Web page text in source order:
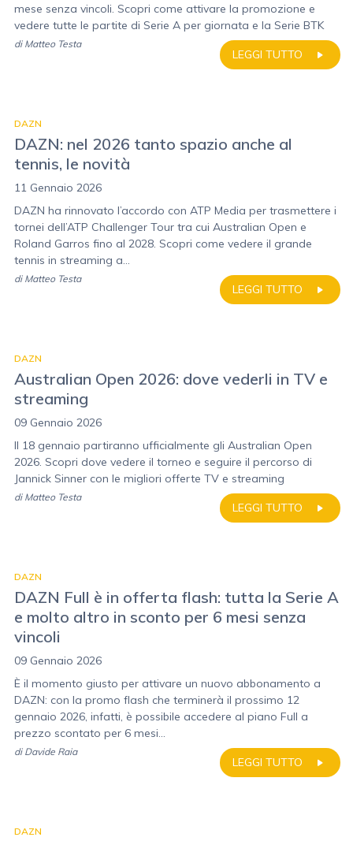
mese senza vincoli. Scopri come attivare la promozione e
vedere tutte le partite di Serie A per giornata e la Serie BTK
LEGGI TUTTO
di Matteo Testa
DAZN
DAZN: nel 2026 tanto spazio anche al
tennis, le novità
11 Gennaio 2026
DAZN ha rinnovato l’accordo con ATP Media per trasmettere i
tornei dell’ATP Challenger Tour tra cui Australian Open e
Roland Garros fino al 2028. Scopri come vedere il grande
tennis in streaming a...
LEGGI TUTTO
di Matteo Testa
DAZN
Australian Open 2026: dove vederli in TV e
streaming
09 Gennaio 2026
Il 18 gennaio partiranno ufficialmente gli Australian Open
2026. Scopri dove vedere il torneo e seguire il percorso di
Jannick Sinner con le migliori offerte TV e streaming
LEGGI TUTTO
di Matteo Testa
DAZN
DAZN Full è in offerta flash: tutta la Serie A
e molto altro in sconto per 6 mesi senza
vincoli
09 Gennaio 2026
È il momento giusto per attivare un nuovo abbonamento a
DAZN: con la promo flash che terminerà il prossimo 12
gennaio 2026, infatti, è possibile accedere al piano Full a
prezzo scontato per 6 mesi...
LEGGI TUTTO
di Davide Raia
DAZN